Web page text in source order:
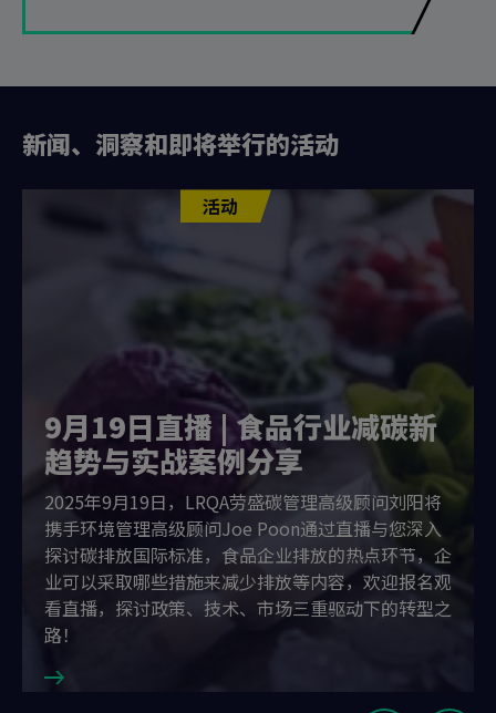
新闻、洞察和即将举行的活动
9月19日直播 | 食品行业减碳新
趋势与实战案例分享
活动
2025年9月19日，LRQA劳盛碳管理高级顾问刘阳将
携手环境管理高级顾问Joe Poon通过直播与您深入
探讨碳排放国际标准，食品企业排放的热点环节，企
业可以采取哪些措施来减少排放等内容，欢迎报名观
看直播，探讨政策、技术、市场三重驱动下的转型之
路！